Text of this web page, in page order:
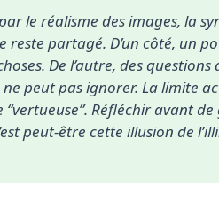
le réalisme des images, la
reste partagé. D’un côté, un
De l’autre, des questions
peut pas ignorer. La limite
Réfléchir avant de
peut-être cette illusion de